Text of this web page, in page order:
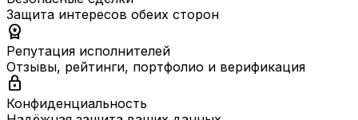
Защита интересов обеих сторон
workspace_premium
Репутация исполнителей
Отзывы, рейтинги, портфолио и верификация
lock
Конфиденциальность